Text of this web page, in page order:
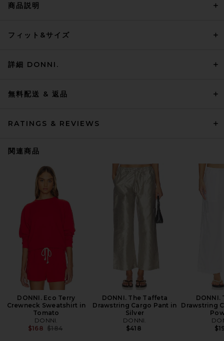
商品説明
フィット&サイズ
詳細 DONNI.
無料配送 & 返品
RATINGS & REVIEWS
関連商品
DONNI. Eco Terry
Crewneck Sweatshirt in
Tomato
DONNI.
$168 Previous price:
$184
DONNI. The Taffeta
Drawstring Cargo Pant in
Silver
DONNI.
$418
DONNI.
Drawstring